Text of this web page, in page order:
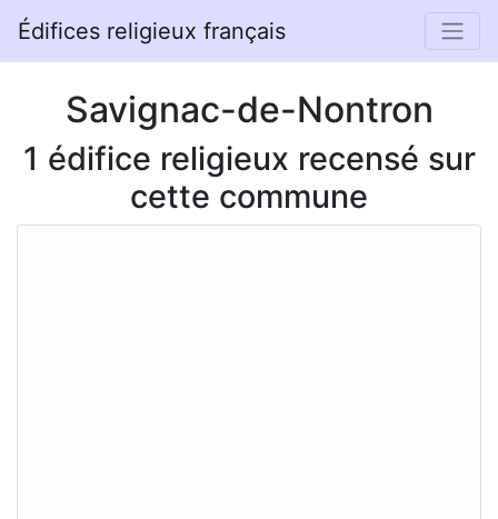
Édifices religieux français
Savignac-de-Nontron
1 édifice religieux recensé sur
cette commune